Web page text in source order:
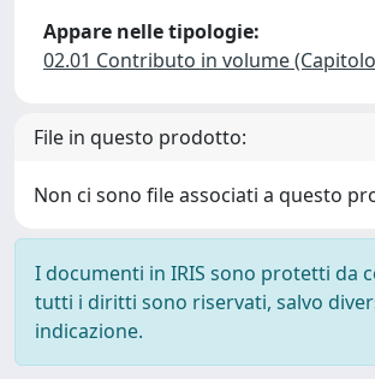
Appare nelle tipologie:
02.01 Contributo in volume
File in questo prodotto:
Non ci sono file associati a questo
I documenti in IRIS sono protetti da
tutti i diritti sono riservati, salvo
indicazione.